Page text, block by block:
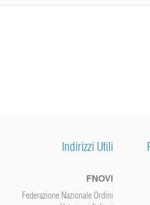
Indirizzi Utili
FNOVI
Federazione Nazionale Ordini